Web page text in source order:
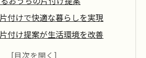
付けで快適な暮らしを実現
付け提案が生活環境を改善
浜市流のおうちの片付けポイント